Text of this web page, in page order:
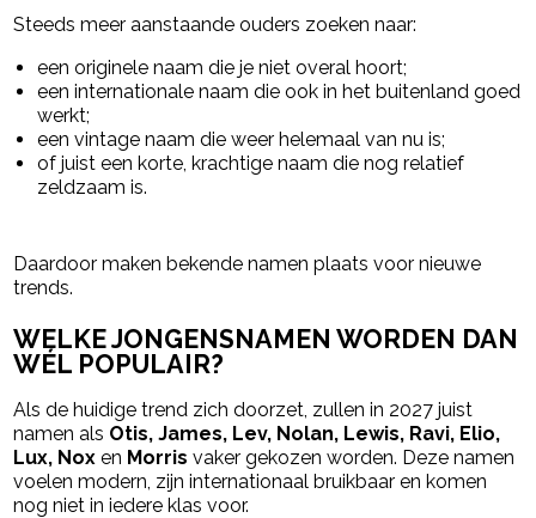
Steeds meer aanstaande ouders zoeken naar:
een originele naam die je niet overal hoort;
een internationale naam die ook in het buitenland goed
werkt;
een vintage naam die weer helemaal van nu is;
of juist een korte, krachtige naam die nog relatief
zeldzaam is.
Daardoor maken bekende namen plaats voor nieuwe
trends.
WELKE JONGENSNAMEN WORDEN DAN
WÉL POPULAIR?
Als de huidige trend zich doorzet, zullen in 2027 juist
namen als Otis, James, Lev, Nolan, Lewis, Ravi, Elio,
Lux, Nox en Morris vaker gekozen worden. Deze namen
voelen modern, zijn internationaal bruikbaar en komen
nog niet in iedere klas voor.